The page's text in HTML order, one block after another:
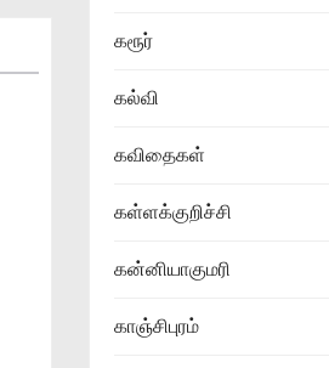
கரூர்
கல்வி
கவிதைகள்
கள்ளக்குறிச்சி
கன்னியாகுமரி
காஞ்சிபுரம்